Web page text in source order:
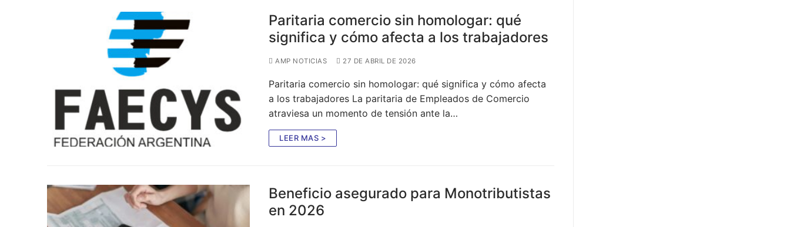
Paritaria comercio sin homologar: qué
significa y cómo afecta a los trabajadores
AMP NOTICIAS 27 DE ABRIL DE 2026
Paritaria comercio sin homologar: qué significa y cómo afecta
a los trabajadores La paritaria de Empleados de Comercio
atraviesa un momento de tensión ante la…
LEER MAS >
Beneficio asegurado para Monotributistas
en 2026